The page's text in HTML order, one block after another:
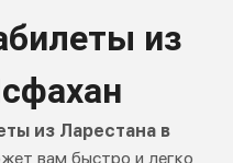
из
из Ларестана в
вам быстро и легко